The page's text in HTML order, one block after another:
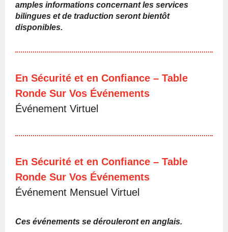
amples informations concernant les services
bilingues et de traduction seront bientôt
disponibles.
En Sécurité et en Confiance – Table
Ronde Sur Vos Événements
Événement Virtuel
En Sécurité et en Confiance – Table
Ronde Sur Vos Événements
Événement Mensuel Virtuel
Ces événements se dérouleront en anglais.